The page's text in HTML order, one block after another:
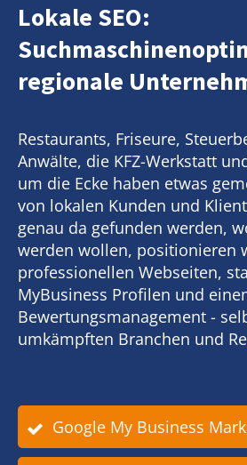
Lokale SEO:
regionale
Restaurants, Friseure,
Anwälte, die KFZ-Werkstatt
um die Ecke haben etwas
von lokalen Kunden und
genau da gefunden werden,
werden wollen, positionieren
professionellen Webseiten,
MyBusiness Profilen und
Bewertungsmanagement -
umkämpften Branchen und
Google My Business